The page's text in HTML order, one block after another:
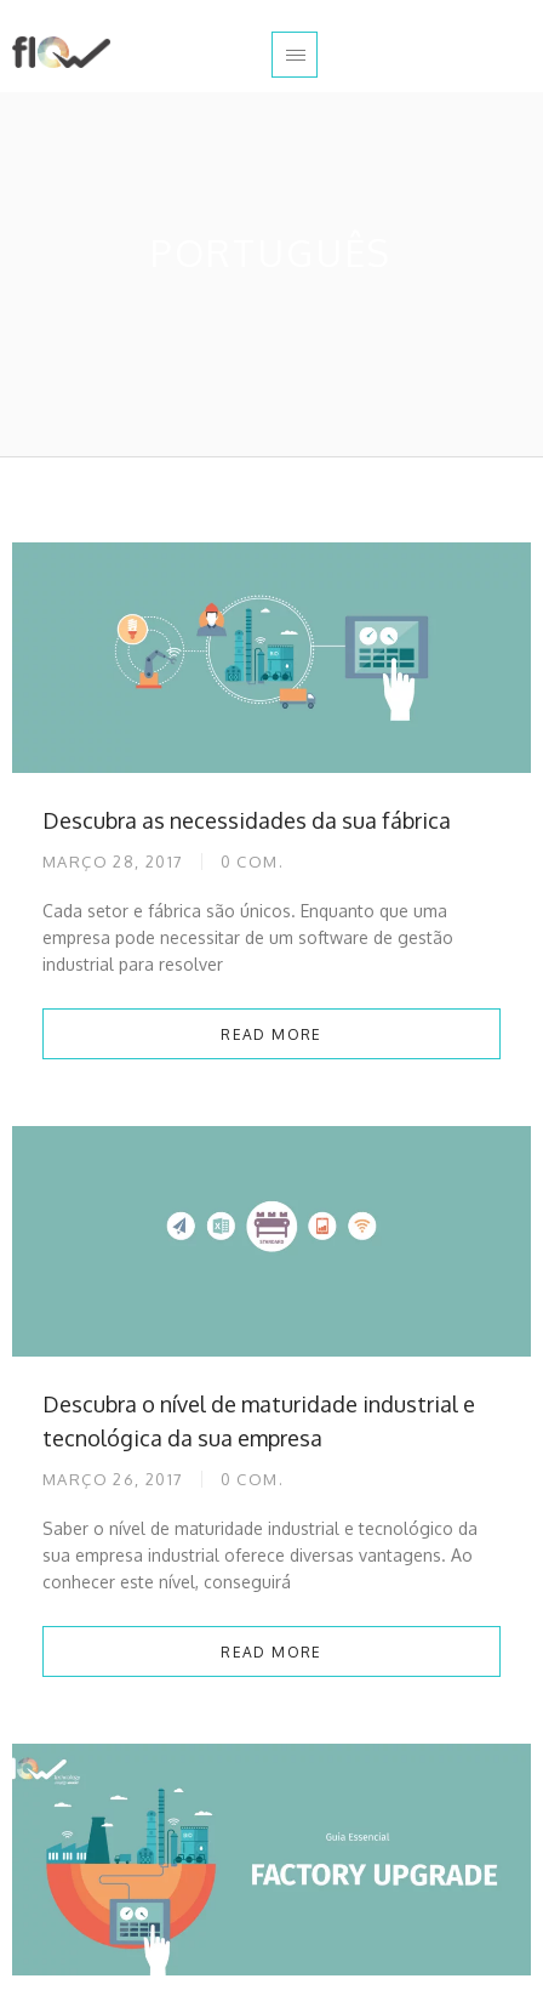
Descubra as necessidades da sua fábrica
MARÇO 28, 2017 0 COM.
Cada setor e fábrica são únicos. Enquanto que uma
empresa pode necessitar de um software de gestão
industrial para resolver
READ MORE
Descubra o nível de maturidade industrial e
tecnológica da sua empresa
MARÇO 26, 2017 0 COM.
Saber o nível de maturidade industrial e tecnológico da
sua empresa industrial oferece diversas vantagens. Ao
conhecer este nível, conseguirá
READ MORE